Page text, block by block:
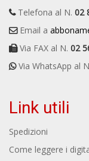
Telefona al N. 02
Email a
Via FAX al N. 02
Via WhatsApp al
Link utili
Spedizioni
Come leggere i